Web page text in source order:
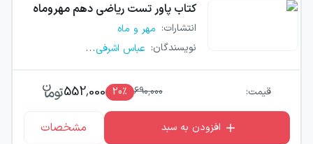
کتاب پاور تست ریاضی دهم مهروماه
انتشارات: مهر و ماه
نویسندگان: عباس اشرفی...
قیمت: 690,000
20٪ 552,000
افزودن به سبد مشخصات